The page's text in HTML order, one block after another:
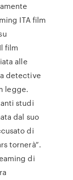
ITA film
film
alle
detective
legge.
studi
dal suo
di
tornerà”.
di